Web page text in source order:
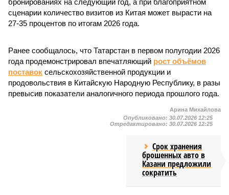
бронированиях на следующий год, а при благоприятном
сценарии количество визитов из Китая может вырасти на
27-35 процентов по итогам 2026 года.
Ранее сообщалось, что Татарстан в первом полугодии 2026
года продемонстрировал впечатляющий рост объёмов
поставок сельскохозяйственной продукции и
продовольствия в Китайскую Народную Республику, в разы
превысив показатели аналогичного периода прошлого года.
Арина Михайлова
Опубликовано: 30.07.2026 12:25
Отредактировано: 30.07.2026 12:25
Срок хранения
брошенных авто в
Казани предложили
сократить